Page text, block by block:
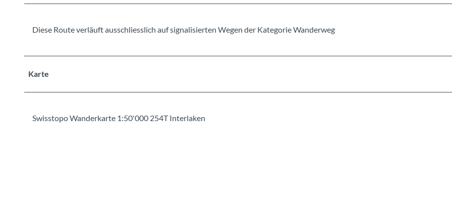
Diese Route verläuft ausschliesslich auf signalisierten Wegen der Kategorie Wanderweg
Karte
Swisstopo Wanderkarte 1:50'000 254T Interlaken